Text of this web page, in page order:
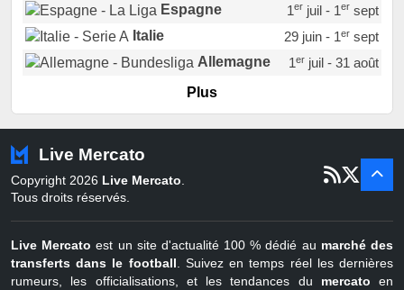
Espagne
1erjuil - 1ersept
Italie
29 juin - 1ersept
Allemagne
1erjuil - 31 août
Portugal
Pays-Bas
22 juin - 2 sept
Belgique
juil - 31
Plus
Live Mercato
Copyright 2026 Live Mercato
Tous droits réservés.
Live Mercato est un site d'actualité 100 % dédié au marché des
transferts dans le football . Suivez en temps réel les dernières
rumeurs, les officialisations, et les tendances du mercato en